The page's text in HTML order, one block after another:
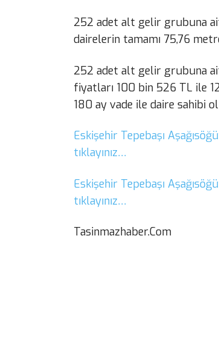
252 adet alt gelir grubuna
dairelerin tamamı 75,76
252 adet alt gelir grubuna
fiyatları 100 bin 526 TL ile
180 ay vade ile daire sahibi
Eskişehir Tepebaşı
tıklayınız…
Eskişehir Tepebaşı
tıklayınız…
Tasinmazhaber.Com